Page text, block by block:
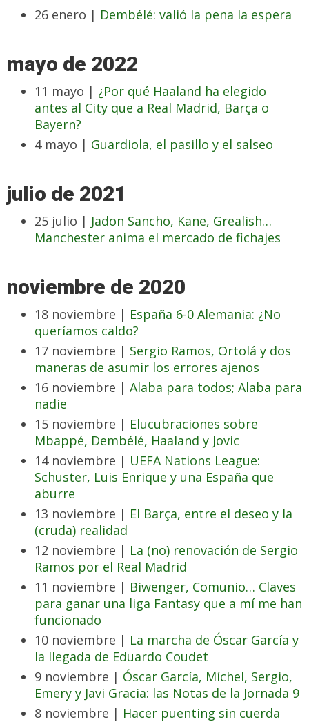
26 enero | Dembélé: valió la pena la espera
mayo de 2022
11 mayo | ¿Por qué Haaland ha elegido
antes al City que a Real Madrid, Barça o
Bayern?
4 mayo | Guardiola, el pasillo y el salseo
julio de 2021
25 julio | Jadon Sancho, Kane, Grealish…
Manchester anima el mercado de fichajes
noviembre de 2020
18 noviembre | España 6-0 Alemania: ¿No
queríamos caldo?
17 noviembre | Sergio Ramos, Ortolá y dos
maneras de asumir los errores ajenos
16 noviembre | Alaba para todos; Alaba para
nadie
15 noviembre | Elucubraciones sobre
Mbappé, Dembélé, Haaland y Jovic
14 noviembre | UEFA Nations League:
Schuster, Luis Enrique y una España que
aburre
13 noviembre | El Barça, entre el deseo y la
(cruda) realidad
12 noviembre | La (no) renovación de Sergio
Ramos por el Real Madrid
11 noviembre | Biwenger, Comunio… Claves
para ganar una liga Fantasy que a mí me han
funcionado
10 noviembre | La marcha de Óscar García y
la llegada de Eduardo Coudet
9 noviembre | Óscar García, Míchel, Sergio,
Emery y Javi Gracia: las Notas de la Jornada 9
8 noviembre | Hacer puenting sin cuerda